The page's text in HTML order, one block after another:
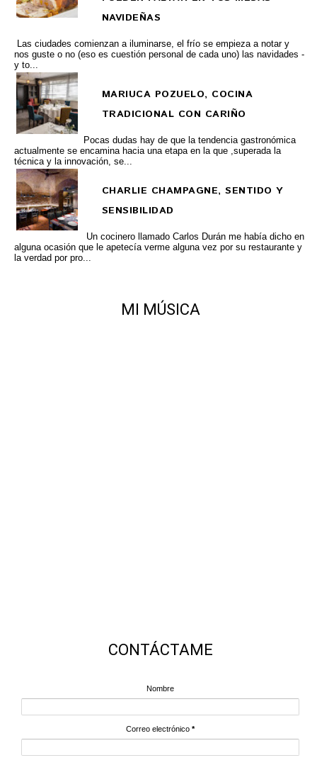
NAVIDEÑAS
Las ciudades comienzan a iluminarse, el frío se empieza a notar y
nos guste o no (eso es cuestión personal de cada uno) las navidades -
y to...
MARIUCA POZUELO, COCINA
TRADICIONAL CON CARIÑO
Pocas dudas hay de que la tendencia gastronómica
actualmente se encamina hacia una etapa en la que ,superada la
técnica y la innovación, se...
CHARLIE CHAMPAGNE, SENTIDO Y
SENSIBILIDAD
Un cocinero llamado Carlos Durán me había dicho en
alguna ocasión que le apetecía verme alguna vez por su restaurante y
la verdad por pro...
MI MÚSICA
CONTÁCTAME
Nombre
Correo electrónico *